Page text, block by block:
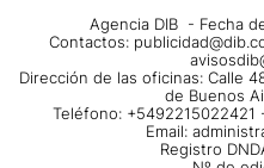
Agencia DIB - Fecha
Contactos:
Dirección de las oficinas: Calle
de Buenos
Teléfono: +5492215022421
Email:
Registro